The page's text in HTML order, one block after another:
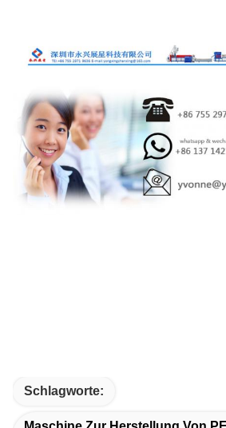
Schlagworte: